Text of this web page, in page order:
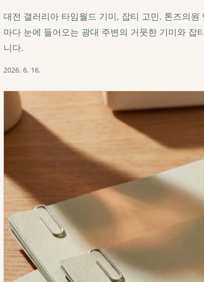
대전 갤러리아 타임월드 기미, 잡티 고민. 톤즈의
마다 눈에 들어오는 광대 주변의 거뭇한 기미와 잡
니다.
2026. 6. 16.